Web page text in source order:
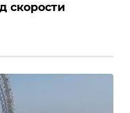
скорости